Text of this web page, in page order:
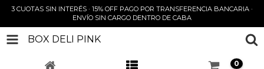
3 CUOTAS SIN INTERÉS · 15% OFF PAGO POR TRANSFERENCIA BANCARIA ·
ENVÍO SIN CARGO DENTRO DE CABA
BOX DELI PINK
0